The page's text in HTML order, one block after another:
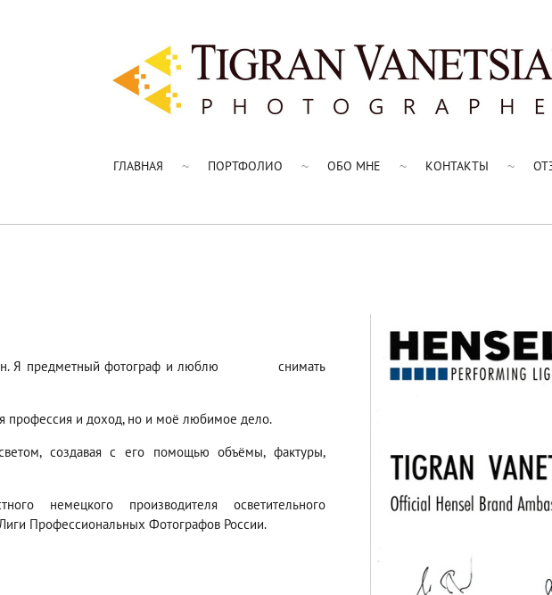
ГЛАВНАЯ ПОРТФОЛИО ОБО МНЕ КОНТАКТЫ
Я предметный фотограф и люблю снимать
профессия и доход, но и моё любимое дело.
создавая с его помощью объёмы, фактуры,
немецкого производителя осветительного
Профессиональных Фотографов России.